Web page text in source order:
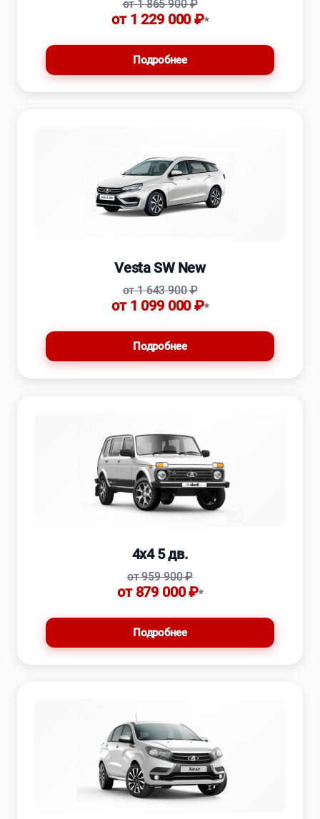
от 1 865 900 ₽
от 1 229 000 ₽*
Подробнее
Vesta SW New
от 1 643 900 ₽
от 1 099 000 ₽*
Подробнее
4x4 5 дв.
от 959 900 ₽
от 879 000 ₽*
Подробнее